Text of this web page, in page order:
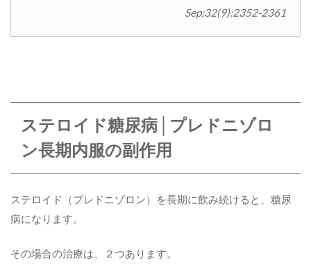
Sep;32(9):2352-2361
ステロイド糖尿病│プレドニゾロ
ン長期内服の副作用
ステロイド（プレドニゾロン）を長期に飲み続けると、糖尿
病になります。
その場合の治療は、２つあります。